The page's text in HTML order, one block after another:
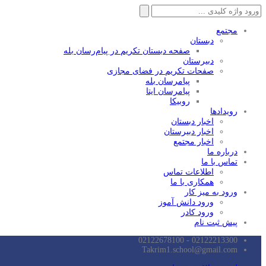
جستجو
برای:
مجتمع
دبستان
صفحه دبستان تکریم در پیام‌رسان بله
دبیرستان
صفحات تکریم در فضای مجازی
پیامرسان بله
پیامرسان ایتا
روبیکا
رویدادها
اخبار دبستان
اخبار دبیرستان
اخبار مجتمع
درباره ما
تماس با ما
اطلاعات تماس
همکاری با ما
ورود به میز کار
ورود دانش آموز
ورود کادر
پیش ثبت نام
02122213300 - 02122678100
Takrim1.school@gmail.com